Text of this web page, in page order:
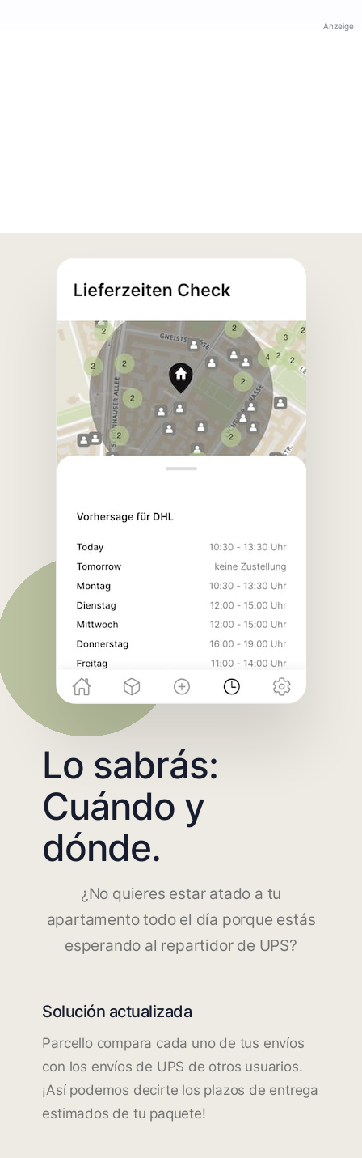
Anzeige
Lo sabrás:
Cuándo y
dónde.
¿No quieres estar atado a tu
apartamento todo el día porque estás
esperando al repartidor de UPS?
Solución actualizada
Parcello compara cada uno de tus envíos
con los envíos de UPS de otros usuarios.
¡Así podemos decirte los plazos de entrega
estimados de tu paquete!